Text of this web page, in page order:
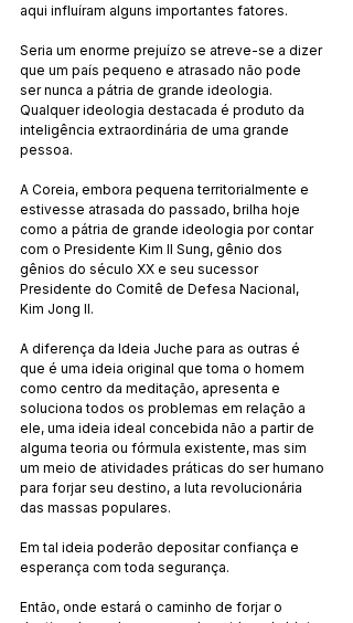
aqui influíram alguns importantes fatores.
Seria um enorme prejuízo se atreve-se a dizer
que um país pequeno e atrasado não pode
ser nunca a pátria de grande ideologia.
Qualquer ideologia destacada é produto da
inteligência extraordinária de uma grande
pessoa.
A Coreia, embora pequena territorialmente e
estivesse atrasada do passado, brilha hoje
como a pátria de grande ideologia por contar
com o Presidente Kim Il Sung, gênio dos
gênios do século XX e seu sucessor
Presidente do Comitê de Defesa Nacional,
Kim Jong Il.
A diferença da Ideia Juche para as outras é
que é uma ideia original que toma o homem
como centro da meditação, apresenta e
soluciona todos os problemas em relação a
ele, uma ideia ideal concebida não a partir de
alguma teoria ou fórmula existente, mas sim
um meio de atividades práticas do ser humano
para forjar seu destino, a luta revolucionária
das massas populares.
Em tal ideia poderão depositar confiança e
esperança com toda segurança.
Então, onde estará o caminho de forjar o